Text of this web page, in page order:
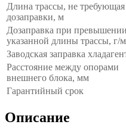
Длина трассы, не требующая
дозаправки, м
Дозаправка при превышении
указанной длины трассы, г/м
Заводская заправка
Расстояние между опорами
внешнего блока, мм
Гарантийный срок
Описание